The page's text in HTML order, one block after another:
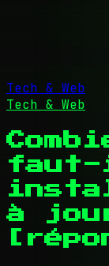
Tech & Web
Tech & Web
faut-
à